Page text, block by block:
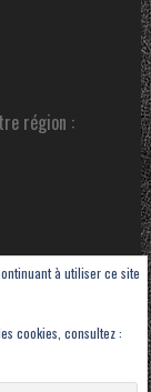
région :
le Pays de Thau -
à utiliser ce site
cookies, consultez :